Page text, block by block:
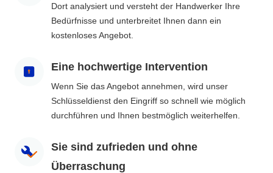
Dort analysiert und versteht der Handwerker Ihre
Bedürfnisse und unterbreitet Ihnen dann ein
kostenloses Angebot.
Eine hochwertige Intervention
Wenn Sie das Angebot annehmen, wird unser
Schlüsseldienst den Eingriff so schnell wie möglich
durchführen und Ihnen bestmöglich weiterhelfen.
Sie sind zufrieden und ohne
Überraschung